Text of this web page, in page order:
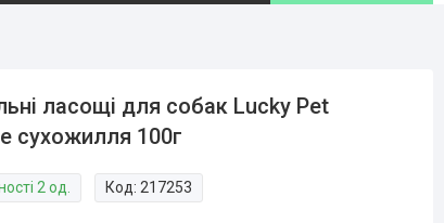
ласощі для собак Lucky Pet
сухожилля 100г
2 од. Код: 217253